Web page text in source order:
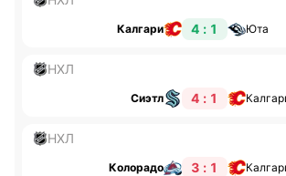
Калгари 4 : 1 Юта
НХЛ
Сиэтл 4 : 1
НХЛ
Колорадо 3 : 1